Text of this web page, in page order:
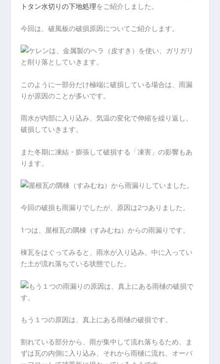
トタン水切りの下地処理をご紹介しました。
今回は、破風板の破損原因についてご紹介します。
このように一部分だけ極端に破損している場合は、雨漏
りが原因のことが多いです。
雨水が内部に入り込み、気温の変化で伸縮を繰り返し、
破損していきます。
また冬期に凍結・膨張して破損する「凍害」の影響もあ
ります。
今回の破損も雨漏りでしたが、原因は2つありました。
1つは、屋根瓦の隅棟（すみむね）からの雨漏りです。
棟瓦をはぐってみると、雨水が入り込み、中に入ってい
た土が流れ落ちている状態でした。
もう１つの原因は、真上にある雨樋の破損です。
割れている部分から、雨が集中して流れ落ちるため、ま
ずは瓦の内側に入り込み、それから雨樋に流れ、オーバ